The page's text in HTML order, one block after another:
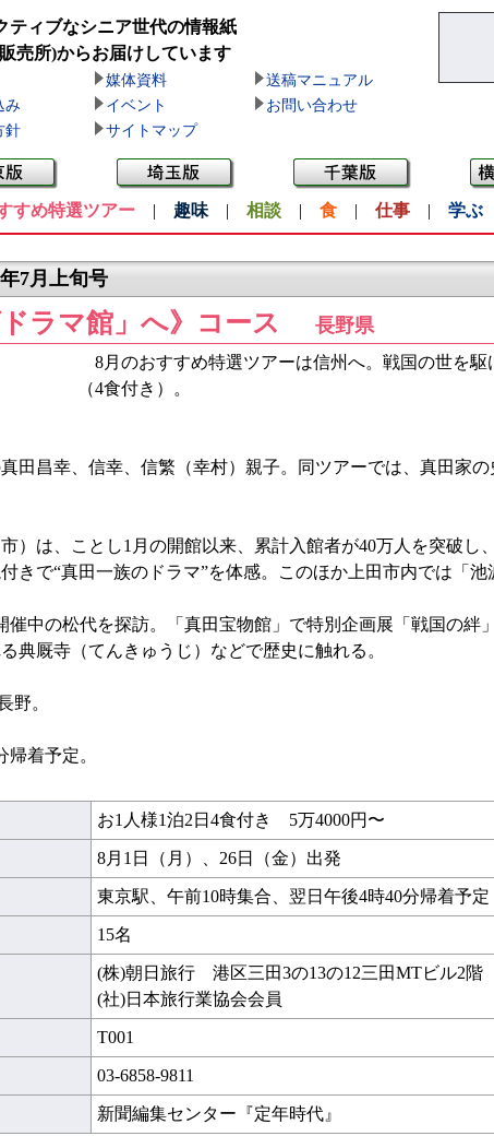
ティブなシニア世代の情報紙
売所)からお届けしています
媒体資料
送稿マニュアル
み
イベント
お問い合わせ
針
サイトマップ
すめ特選ツアー | 趣味 | 相談 | 食 | 仕事 | 学ぶ
7月上旬号
ラマ館」へ》コース 長野県
8月のおすすめ特選ツアーは信州へ。戦国の世を
（4食付き）。
田昌幸、信幸、信繁（幸村）親子。同ツアーでは、真田家
）は、ことし1月の開館以来、累計入館者が40万人を突破し
きで“真田一族のドラマ”を体感。このほか上田市内では「池
中の松代を探訪。「真田宝物館」で特別企画展「戦国の絆
典厩寺（てんきゅうじ）などで歴史に触れる。
野。
着予定。
お1人様1泊2日4食付き 5万4000円〜
8月1日（月）、26日（金）出発
東京駅、午前10時集合、翌日午後4時40分帰着予定
15名
(株)朝日旅行 港区三田3の13の12三田MTビル2
(社)日本旅行業協会会員
T001
03-6858-9811
新聞編集センター『定年時代』